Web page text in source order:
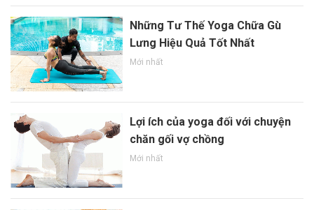
Những Tư Thế Yoga Chữa Gù
Lưng Hiệu Quả Tốt Nhất
Mới nhất
Lợi ích của yoga đối với chuyện
chăn gối vợ chồng
Mới nhất